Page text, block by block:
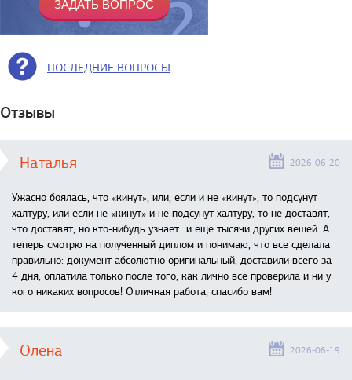
ПОСЛЕДНИЕ ВОПРОСЫ
Отзывы
Наталья 2026-06-20
Ужасно боялась, что «кинут», или, если и не «кинут», то подсунут
халтуру, или если не «кинут» и не подсунут халтуру, то не доставят,
что доставят, но кто-нибудь узнает...и еще тысячи других вещей. А
теперь смотрю на полученный диплом и понимаю, что все сделала
правильно: документ абсолютно оригинальный, доставили всего за
4 дня, оплатила только после того, как лично все проверила и ни у
кого никаких вопросов! Отличная работа, спасибо вам!
Олена 2026-06-19